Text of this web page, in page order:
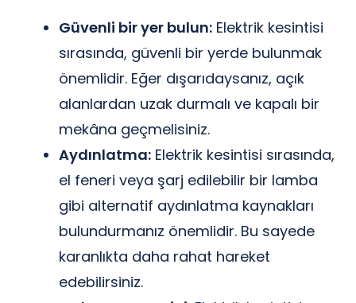
Güvenli bir yer bulun: Elektrik kesintisi
sırasında, güvenli bir yerde bulunmak
önemlidir. Eğer dışarıdaysanız, açık
alanlardan uzak durmalı ve kapalı bir
mekâna geçmelisiniz.
Aydınlatma: Elektrik kesintisi sırasında,
el feneri veya şarj edilebilir bir lamba
gibi alternatif aydınlatma kaynakları
bulundurmanız önemlidir. Bu sayede
karanlıkta daha rahat hareket
edebilirsiniz.